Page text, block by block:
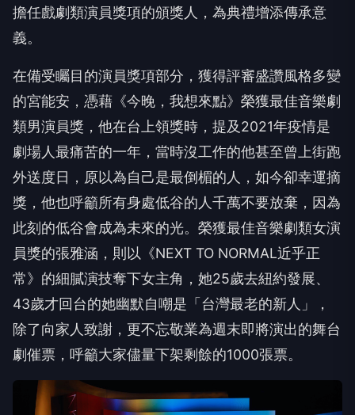
擔任戲劇類演員獎項的頒獎人，為典禮增添傳承意
義。
在備受矚目的演員獎項部分，獲得評審盛讚風格多變
的宮能安，憑藉《今晚，我想來點》榮獲最佳音樂劇
類男演員獎，他在台上領獎時，提及2021年疫情是
劇場人最痛苦的一年，當時沒工作的他甚至曾上街跑
外送度日，原以為自己是最倒楣的人，如今卻幸運摘
獎，他也呼籲所有身處低谷的人千萬不要放棄，因為
此刻的低谷會成為未來的光。榮獲最佳音樂劇類女演
員獎的張雅涵，則以《NEXT TO NORMAL近乎正
常》的細膩演技奪下女主角，她25歲去紐約發展、
43歲才回台的她幽默自嘲是「台灣最老的新人」，
除了向家人致謝，更不忘敬業為週末即將演出的舞台
劇催票，呼籲大家儘量下架剩餘的1000張票。